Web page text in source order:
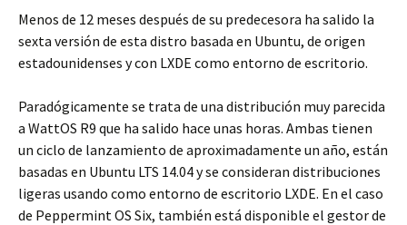
Menos de 12 meses después de su predecesora ha salido la
sexta versión de esta distro basada en Ubuntu, de origen
estadounidenses y con LXDE como entorno de escritorio.
Paradógicamente se trata de una distribución muy parecida
a WattOS R9 que ha salido hace unas horas. Ambas tienen
un ciclo de lanzamiento de aproximadamente un año, están
basadas en Ubuntu LTS 14.04 y se consideran distribuciones
ligeras usando como entorno de escritorio LXDE. En el caso
de Peppermint OS Six, también está disponible el gestor de